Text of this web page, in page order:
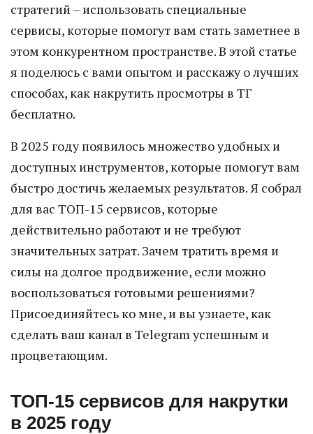
стратегий – использовать специальные
сервисы, которые помогут вам стать заметнее в
этом конкурентном пространстве. В этой статье
я поделюсь с вами опытом и расскажу о лучших
способах, как накрутить просмотры в ТГ
бесплатно.
В 2025 году появилось множество удобных и
доступных инструментов, которые помогут вам
быстро достичь желаемых результатов. Я собрал
для вас ТОП-15 сервисов, которые
действительно работают и не требуют
значительных затрат. Зачем тратить время и
силы на долгое продвижение, если можно
воспользоваться готовыми решениями?
Присоединяйтесь ко мне, и вы узнаете, как
сделать ваш канал в Telegram успешным и
процветающим.
ТОП-15 сервисов для накрутки
в 2025 году